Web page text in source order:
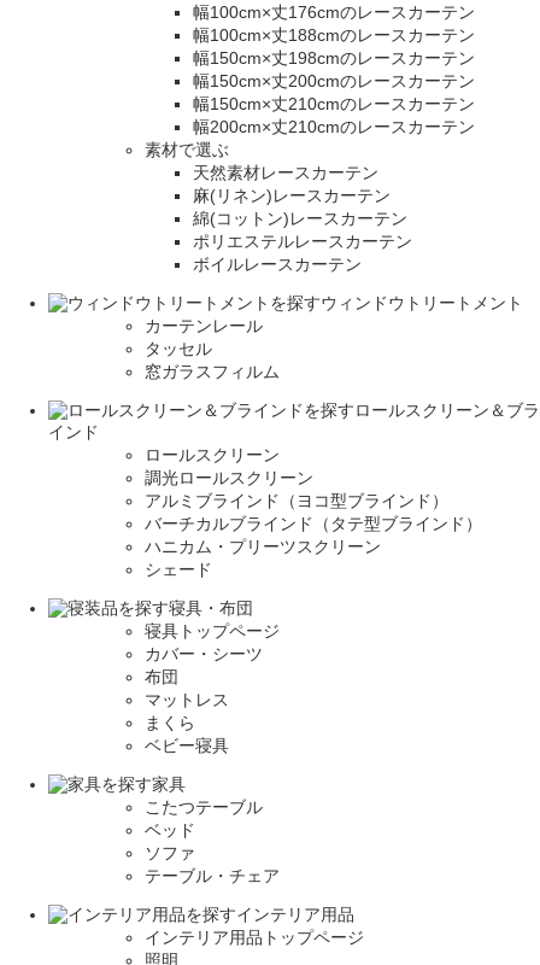
幅100cm×丈176cmのレースカーテン
幅100cm×丈188cmのレースカーテン
幅150cm×丈198cmのレースカーテン
幅150cm×丈200cmのレースカーテン
幅150cm×丈210cmのレースカーテン
幅200cm×丈210cmのレースカーテン
素材で選ぶ
天然素材レースカーテン
麻(リネン)レースカーテン
綿(コットン)レースカーテン
ポリエステルレースカーテン
ボイルレースカーテン
ウィンドウトリートメント
カーテンレール
タッセル
窓ガラスフィルム
ロールスクリーン＆ブラ
インド
ロールスクリーン
調光ロールスクリーン
アルミブラインド（ヨコ型ブラインド）
バーチカルブラインド（タテ型ブラインド）
ハニカム・プリーツスクリーン
シェード
寝具・布団
寝具トップページ
カバー・シーツ
布団
マットレス
まくら
ベビー寝具
家具
こたつテーブル
ベッド
ソファ
テーブル・チェア
インテリア用品
インテリア用品トップページ
照明